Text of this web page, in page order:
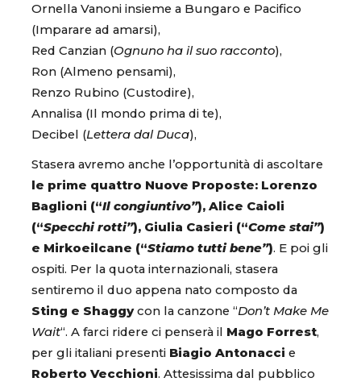
Ornella Vanoni insieme a Bungaro e Pacifico
(Imparare ad amarsi),
Red Canzian (Ognuno ha il suo racconto),
Ron (Almeno pensami),
Renzo Rubino (Custodire),
Annalisa (Il mondo prima di te),
Decibel (Lettera dal Duca),
Stasera avremo anche l’opportunità di ascoltare
le prime quattro Nuove Proposte: Lorenzo
Baglioni (“Il congiuntivo”), Alice Caioli
(“Specchi rotti”), Giulia Casieri (“Come stai”)
e Mirkoeilcane (“Stiamo tutti bene”). E poi gli
ospiti. Per la quota internazionali, stasera
sentiremo il duo appena nato composto da
Sting e Shaggycon la canzone “Don’t Make Me
Wait“. A farci ridere ci penserà il Mago Forrest,
per gli italiani presenti Biagio Antonacci e
Roberto Vecchioni. Attesissima dal pubblico